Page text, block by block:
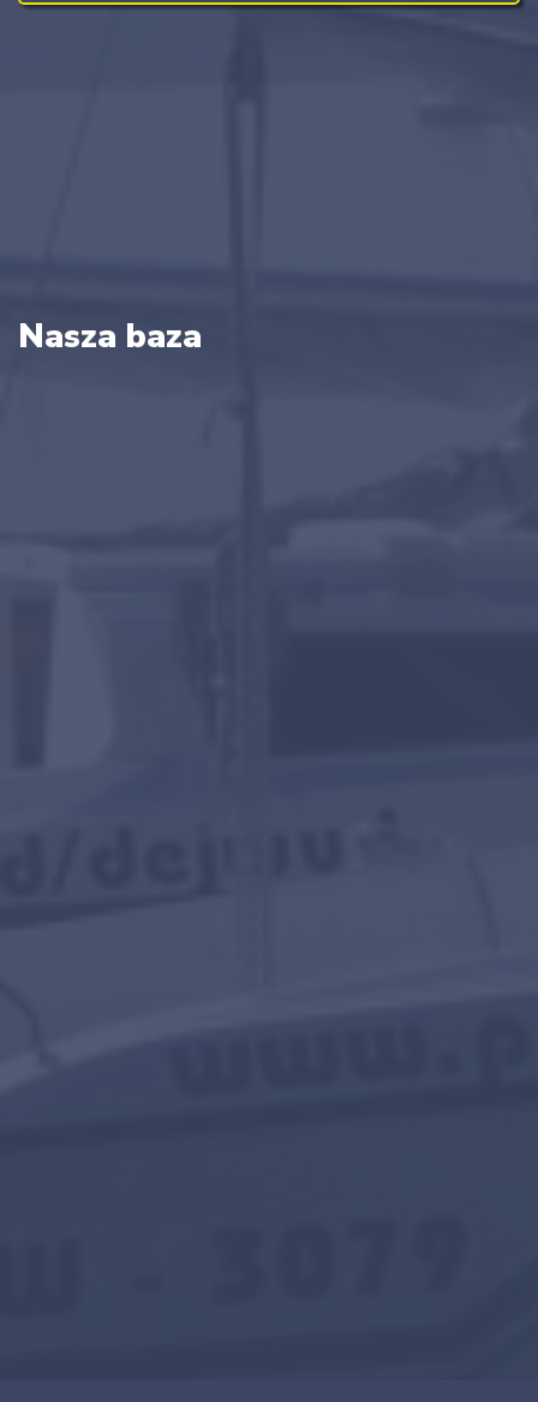
Nasza baza